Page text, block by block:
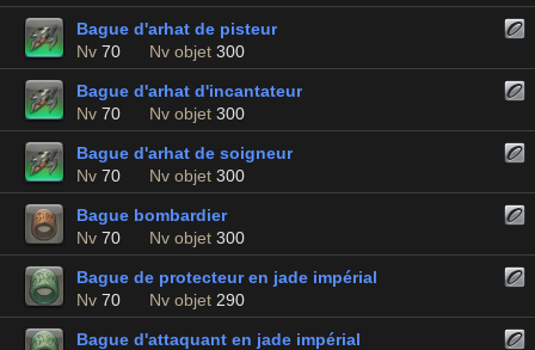
Bague d'arhat de pisteur
Nv 70 Nv objet 300
Bague d'arhat d'incantateur
Nv 70 Nv objet 300
Bague d'arhat de soigneur
Nv 70 Nv objet 300
Bague bombardier
Nv 70 Nv objet 300
Bague de protecteur en jade impérial
Nv 70 Nv objet 290
Bague d'attaquant en jade impérial